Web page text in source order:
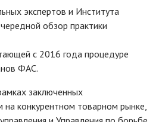
экспертов и Института
обзор практики
с 2016 года процедуре
ФАС.
заключенных
конкурентном товарном рынке,